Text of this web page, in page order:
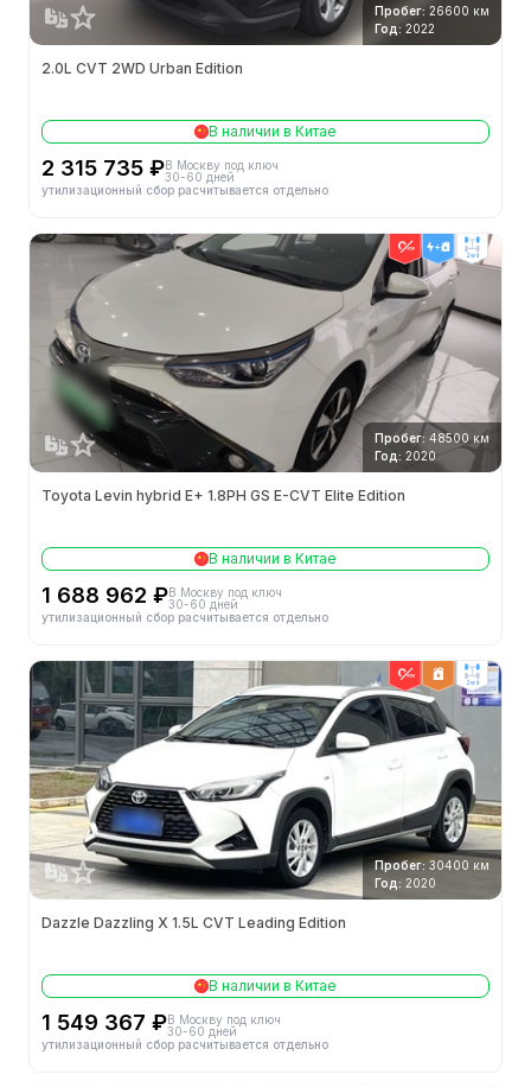
Пробег: 26600 км
Год: 2022
2.0L CVT 2WD Urban Edition
В наличии в Китае
2 315 735 ₽В Москву под ключ
30-60 дней
утилизационный сбор расчитывается отдельно
2wd
Пробег: 48500 км
Год: 2020
Toyota Levin hybrid E+ 1.8PH GS E-CVT Elite Edition
В наличии в Китае
1 688 962 ₽В Москву под ключ
30-60 дней
утилизационный сбор расчитывается отдельно
2wd
Пробег: 30400 км
Год: 2020
Dazzle Dazzling X 1.5L CVT Leading Edition
В наличии в Китае
1 549 367 ₽В Москву под ключ
30-60 дней
утилизационный сбор расчитывается отдельно